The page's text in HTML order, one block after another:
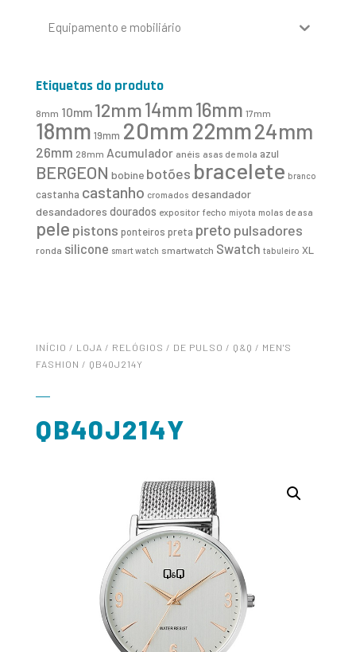
Equipamento e mobiliário
Etiquetas do produto
8mm 10mm 12mm14mm16mm 17mm
18mm 19mm 20mm 22mm24mm
26mm 28mm Acumulador anéis asas de mola azul
BERGEON bobine botões bracelete branco
castanha castanho cromados desandador
desandadores dourados expositor fecho miyota molas de asa
pele pistons ponteiros preta preto pulsadores
ronda silicone smart watch smartwatch Swatch tabuleiro XL
INÍCIO / LOJA / RELÓGIOS / DE PULSO / Q&Q / MEN'S
FASHION / QB40J214Y
QB40J214Y